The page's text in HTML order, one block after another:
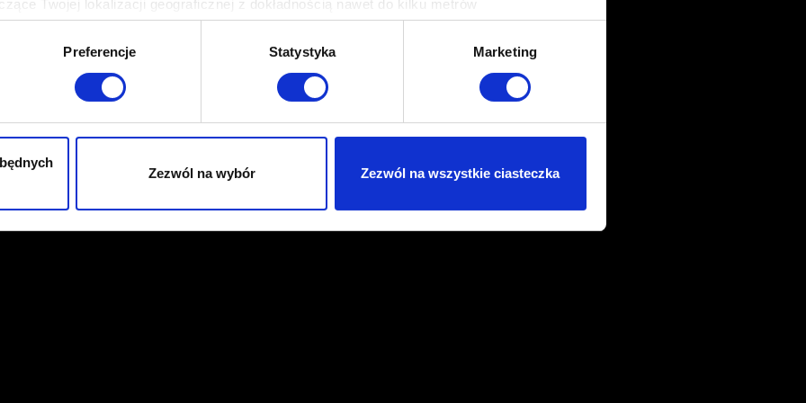
Twojej lokalizacji geograficznej z dokładnością nawet do kilku metrów
aktywnie analizując charakteryzującego je zbiory danych (fingerprinting, czyli
tego, jak Twoje osobiste dane są przetwarzane oraz ustaw własne preferencje wsekcji
cookie możesz zmienić lub wycofać swoją zgodę w dowolnej chwili.
spersonalizowania treści i reklam, aby oferować funkcje społecznościowe i analizować
o tym, jak korzystasz z naszej witryny, udostępniamy partnerom społecznościowym,
mogą połączyć te informacje z innymi danymi otrzymanymi od Ciebie lub
Preferencje Statystyka Marketing
Zezwól na wybór Zezwól na wszystkie ciasteczka